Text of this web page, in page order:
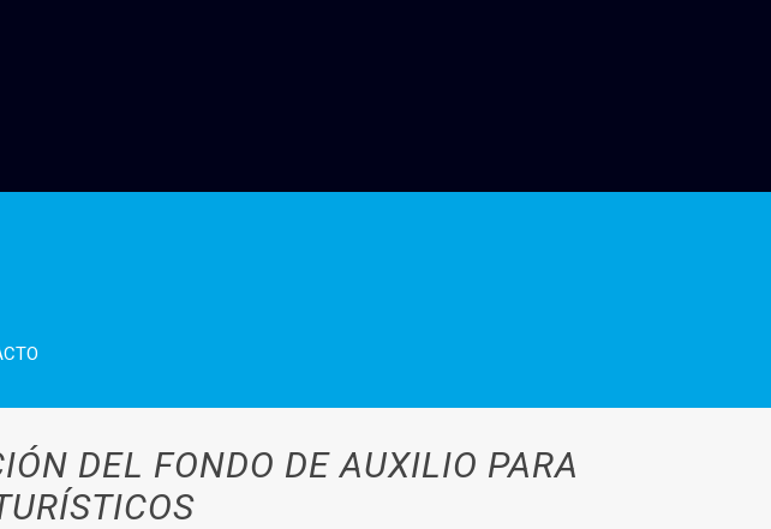
DEL FONDO DE AUXILIO PARA